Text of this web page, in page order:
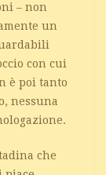
– non
un
con cui
è poi tanto
nessuna
che